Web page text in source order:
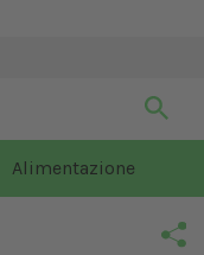
Alimentazione